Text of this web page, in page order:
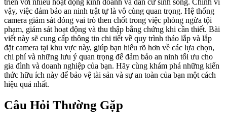
triển với nhiều hoạt động kinh doanh và dân cư sinh sống. Chính vì
vậy, việc đảm bảo an ninh trật tự là vô cùng quan trọng. Hệ thống
camera giám sát đóng vai trò then chốt trong việc phòng ngừa tội
phạm, giám sát hoạt động và thu thập bằng chứng khi cần thiết. Bài
viết này sẽ cung cấp thông tin chi tiết về quy trình tháo lắp và lắp
đặt camera tại khu vực này, giúp bạn hiểu rõ hơn về các lựa chọn,
chi phí và những lưu ý quan trọng để đảm bảo an ninh tối ưu cho
gia đình và doanh nghiệp của bạn. Hãy cùng khám phá những kiến
thức hữu ích này để bảo vệ tài sản và sự an toàn của bạn một cách
hiệu quả nhất.
Câu Hỏi Thường Gặp